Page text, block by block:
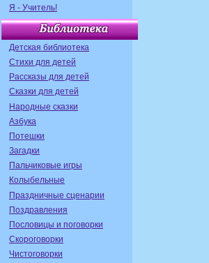
Я - Учитель!
Детская библиотека
Стихи для детей
Рассказы для детей
Сказки для детей
Народные сказки
Азбука
Потешки
Загадки
Пальчиковые игры
Колыбельные
Праздничные сценарии
Поздравления
Пословицы и поговорки
Скороговорки
Чистоговорки